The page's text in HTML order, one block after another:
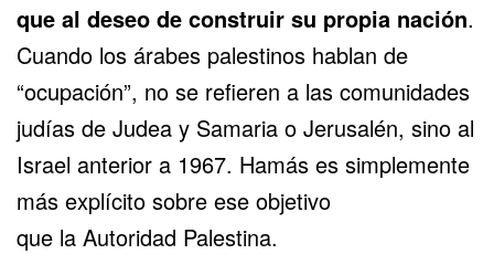
que al deseo de construir su propia nación.
Cuando los árabes palestinos hablan de
“ocupación”, no se refieren a las comunidades
judías de Judea y Samaria o Jerusalén, sino al
Israel anterior a 1967. Hamás es simplemente
más explícito sobre ese objetivo
que la Autoridad Palestina.